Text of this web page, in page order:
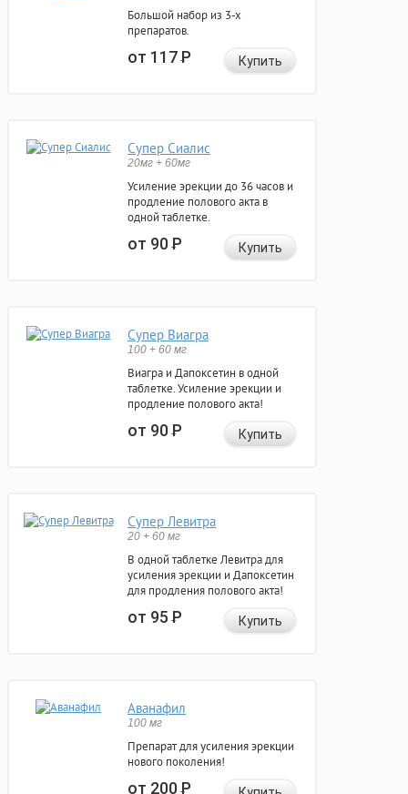
Большой набор из 3-х
препаратов.
от 117Р Купить
Супер Сиалис
20мг + 60мг
Усиление эрекции до 36 часов и
продление полового акта в
одной таблетке.
от 90Р Купить
Супер Виагра
100 + 60 мг
Виагра и Дапоксетин в одной
таблетке. Усиление эрекции и
продление полового акта!
от 90Р Купить
Супер Левитра
20 + 60 мг
В одной таблетке Левитра для
усиления эрекции и Дапоксетин
для продления полового акта!
от 95Р Купить
Аванафил
100 мг
Препарат для усиления эрекции
нового поколения!
от 200Р